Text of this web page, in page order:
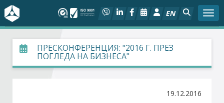
EN
За БСК
На фокус
ПРЕСКОНФЕРЕНЦИЯ: "2016 Г. ПРЕЗ
ПОГЛЕДА НА БИЗНЕСА"
19.12.2016